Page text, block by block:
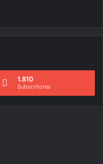
1.810
Subscritores